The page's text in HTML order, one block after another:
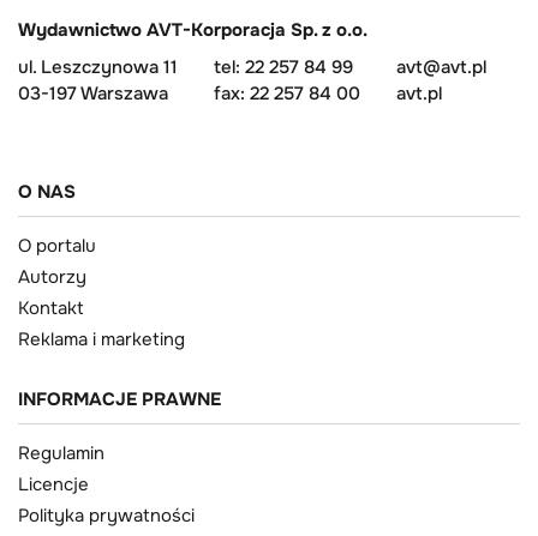
Wydawnictwo AVT-Korporacja Sp. z o.o.
ul. Leszczynowa 11
03-197 Warszawa
tel: 22 257 84 99
fax: 22 257 84 00
avt@avt.pl
avt.pl
O NAS
O portalu
Autorzy
Kontakt
Reklama i marketing
INFORMACJE PRAWNE
Regulamin
Licencje
Polityka prywatności